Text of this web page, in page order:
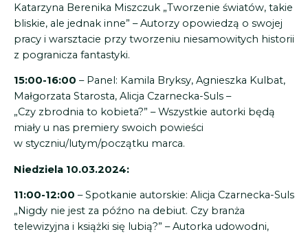
Katarzyna Berenika Miszczuk „Tworzenie światów, takie
bliskie, ale jednak inne” – Autorzy opowiedzą o swojej
pracy i warsztacie przy tworzeniu niesamowitych historii
z pogranicza fantastyki.
15:00-16:00 – Panel: Kamila Bryksy, Agnieszka Kulbat,
Małgorzata Starosta, Alicja Czarnecka-Suls –
„Czy zbrodnia to kobieta?” – Wszystkie autorki będą
miały u nas premiery swoich powieści
w styczniu/lutym/początku marca.
Niedziela 10.03.2024:
11:00-12:00 – Spotkanie autorskie: Alicja Czarnecka-Suls
„Nigdy nie jest za późno na debiut. Czy branża
telewizyjna i książki się lubią?” – Autorka udowodni,